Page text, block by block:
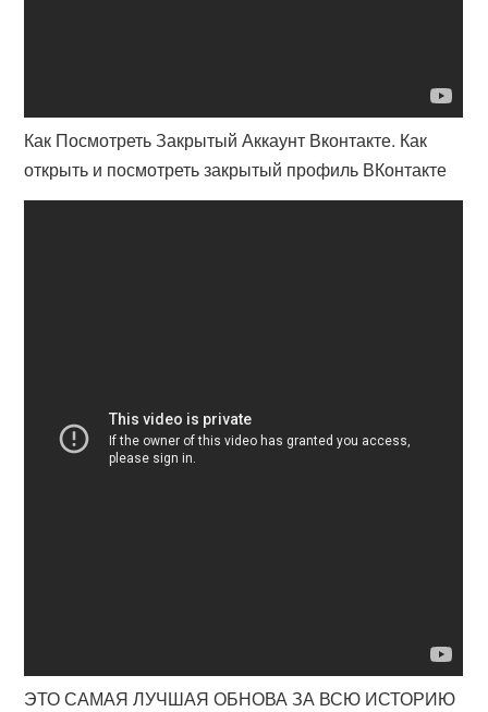
Как Посмотреть Закрытый Аккаунт Вконтакте. Как
открыть и посмотреть закрытый профиль ВКонтакте
ЭТО САМАЯ ЛУЧШАЯ ОБНОВА ЗА ВСЮ ИСТОРИЮ